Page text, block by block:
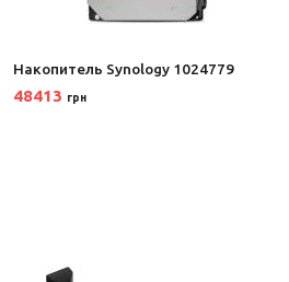
Накопитель Synology 1024779
48413 грн